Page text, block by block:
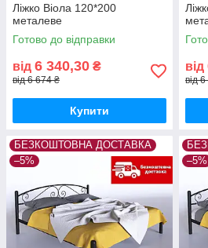
Ліжко Віола 120*200
металеве
Готово до відправки
від 6 340,30 ₴
від 6 674 ₴
Купити
від
від
БЕЗКОШТОВНА ДОСТАВКА
–5%
–5%